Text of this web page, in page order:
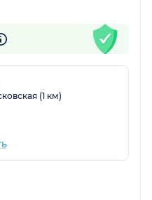
(1 км)